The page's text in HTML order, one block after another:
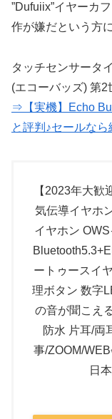
”Dufuiix”イヤーカ
作が嫌だという方
タッチセンサータ
(エコーバッズ) 第2
⇒【実機】Echo
と評判♪セールな
【2023年大
気伝導イヤホ
イヤホン
ートゥースイ
理ボタン 数字
の音が聞こえ
防水 片耳/両
事/ZOOM/
日